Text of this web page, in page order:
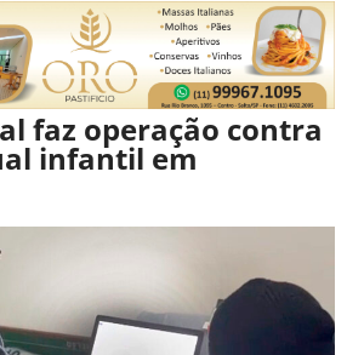
faz operação contra
infantil em